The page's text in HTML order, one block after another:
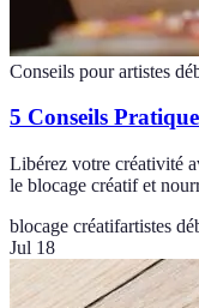
Conseils pour artistes
5 Conseils
Libérez votre créativité
le blocage créatif et
blocage créatifartistes
Jul 18